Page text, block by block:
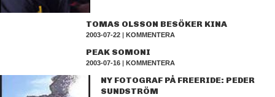
TOMAS OLSSON BESÖKER KINA
2003-07-22| KOMMENTERA
PEAK SOMONI
2003-07-16| KOMMENTERA
NY FOTOGRAF PÅ FREERIDE: PEDER
SUNDSTRÖM